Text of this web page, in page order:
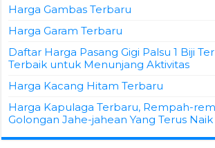
Harga Gambas Terbaru
Harga Garam Terbaru
Daftar Harga Pasang Gigi Palsu 1 Biji
Terbaik untuk Menunjang Aktivitas
Harga Kacang Hitam Terbaru
Harga Kapulaga Terbaru, Rempah-
Golongan Jahe-jahean Yang Terus Naik